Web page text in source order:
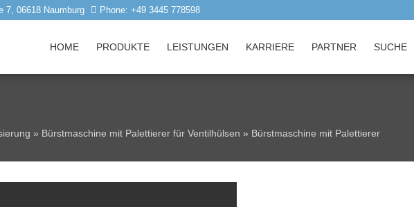
7, 06618 Naumburg Phone: +49 3445 778598
HOME PRODUKTE LEISTUNGEN KARRIERE PARTNER SUCHE
» Bürstmaschine mit Palettierer für Ventilhülsen » Bürstmaschine mit Palettierer